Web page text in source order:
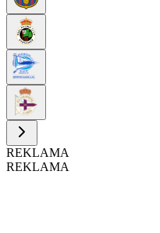
REKLAMA
REKLAMA